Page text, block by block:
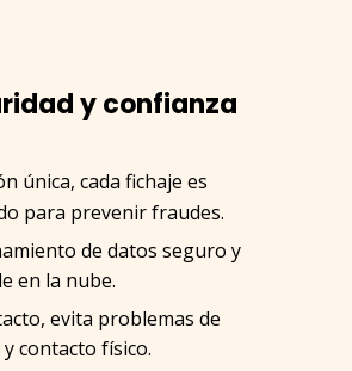
y confianza
única, cada fichaje es
para prevenir fraudes.
de datos seguro y
en la nube.
evita problemas de
contacto físico.